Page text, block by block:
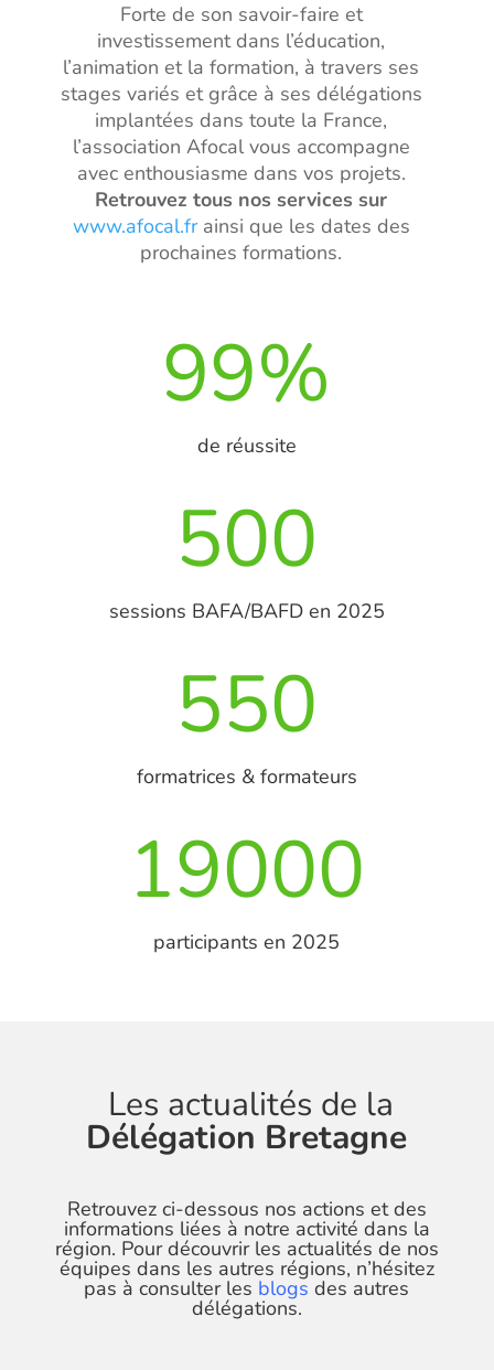
Forte de son savoir-faire et
investissement dans l’éducation,
l’animation et la formation, à travers ses
stages variés et grâce à ses délégations
implantées dans toute la France,
l’association Afocal vous accompagne
avec enthousiasme dans vos projets.
Retrouveztous nos services sur
www.afocal.fr ainsi que les dates des
prochaines formations.
99%
de réussite
500
sessions BAFA/BAFD en 2025
550
formatrices & formateurs
19000
participants en 2025
Les actualités de la
Délégation Bretagne
Retrouvez ci-dessous nos actions et des
informations liées à notre activité dans la
région. Pour découvrir les actualités de nos
équipes dans les autres régions, n’hésitez
pas à consulter les blogs des autres
délégations.